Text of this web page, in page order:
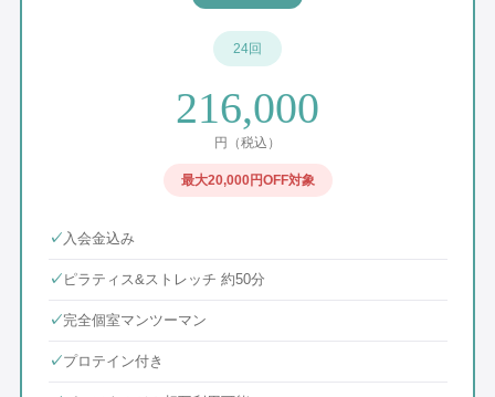
24回
216,000
円（税込）
最大20,000円OFF対象
✓ 入会金込み
✓ ピラティス&ストレッチ 約50分
✓完全個室マンツーマン
✓プロテイン付き